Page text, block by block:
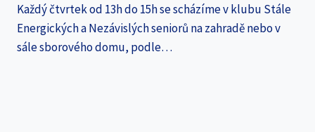
Každý čtvrtek od 13h do 15h se scházíme v klubu Stále
Energických a Nezávislých seniorů na zahradě nebo v
sále sborového domu, podle…